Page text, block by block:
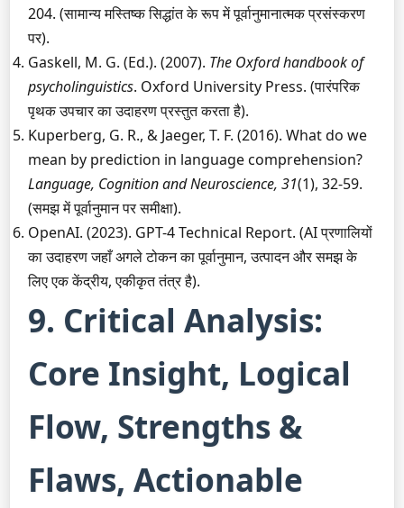
204. (सामान्य मस्तिष्क सिद्धांत के रूप में पूर्वानुमानात्मक प्रसंस्करण
पर).
Gaskell, M. G. (Ed.). (2007). The Oxford handbook of
psycholinguistics. Oxford University Press. (पारंपरिक
पृथक उपचार का उदाहरण प्रस्तुत करता है).
Kuperberg, G. R., & Jaeger, T. F. (2016). What do we
mean by prediction in language comprehension?
Language, Cognition and Neuroscience, 31(1), 32-59.
(समझ में पूर्वानुमान पर समीक्षा).
OpenAI. (2023). GPT-4 Technical Report. (AI प्रणालियों
का उदाहरण जहाँ अगले टोकन का पूर्वानुमान, उत्पादन और समझ के
लिए एक केंद्रीय, एकीकृत तंत्र है).
9. Critical Analysis:
Core Insight, Logical
Flow, Strengths &
Flaws, Actionable